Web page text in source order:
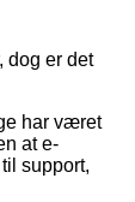
dog er det
har været
at e-
support,